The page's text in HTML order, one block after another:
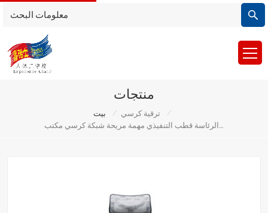
منتجات
بيت / ترقية كرسي
/
بسيط زائر موظفي مكتب الرئاسة قطب التنفيذي مهمة مريحة شبكة كرسي مكتب